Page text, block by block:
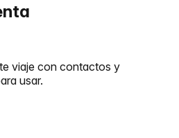
viaje con contactos y
usar.